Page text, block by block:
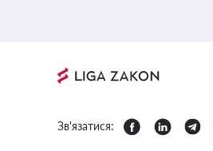
Зв'язатися: